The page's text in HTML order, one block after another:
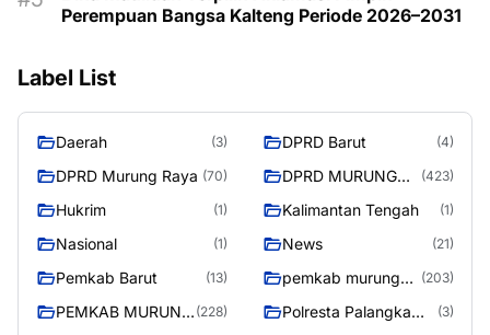
Perempuan Bangsa Kalteng Periode 2026–2031
Label List
Daerah (3) DPRD Barut (4)
DPRD Murung Raya (70)
DPRD MURUNG
(423)
Hukrim (1) Kalimantan Tengah (1)
Nasional (1) News (21)
Pemkab Barut (13)
pemkab murung
(203)
PEMKAB MURUNG (228)
Polresta Palangka
(3)